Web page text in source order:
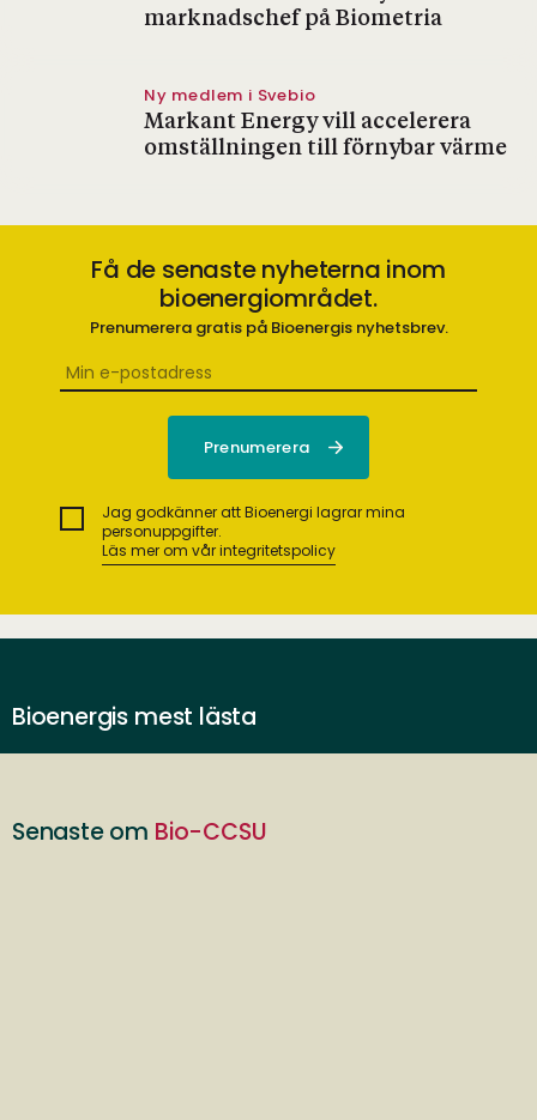
marknadschef på Biometria
Ny medlem i Svebio
Markant Energy vill accelerera
omställningen till förnybar värme
Få de senaste nyheterna inom
bioenergiområdet.
Prenumerera gratis på Bioenergis nyhetsbrev.
Jag godkänner att Bioenergi lagrar mina
personuppgifter.
Läs mer om vår integritetspolicy
Bioenergis mest lästa
Senaste om Bio-CCSU